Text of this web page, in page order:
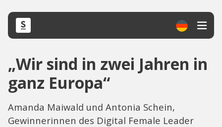
„Wir sind in zwei Jahren in
ganz Europa“
Amanda Maiwald und Antonia Schein,
Gewinnerinnen des Digital Female Leader